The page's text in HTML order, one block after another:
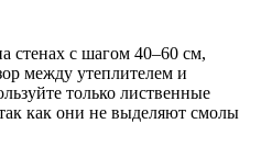
стенах с шагом 40–60 см,
между утеплителем и
только лиственные
как они не выделяют смолы